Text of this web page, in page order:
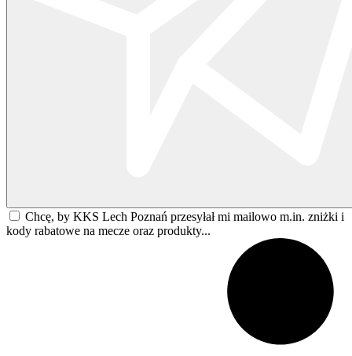
Chcę, by KKS Lech Poznań przesyłał mi mailowo m.in. zniżki i
kody rabatowe na mecze oraz produkty...